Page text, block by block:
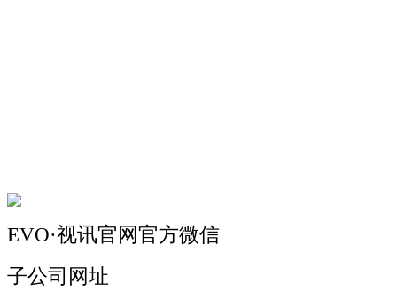
EVO·视讯官网官方微信
子公司网址